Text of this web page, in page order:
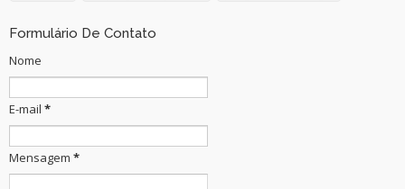
Formulário De Contato
Nome
E-mail *
Mensagem *